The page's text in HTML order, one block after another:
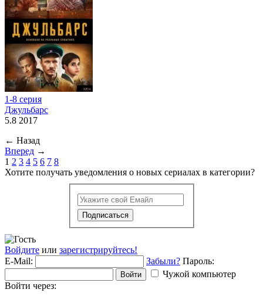
1-8 серия
Джульбарс
5.8 2017
← Назад
Вперед →
1 2 3 4 5 6 7 8
Хотите получать уведомления о новых сериалах в категории?
Подписаться
Войдите или зарегистрируйтесь!
E-Mail:
Забыли? Пароль:
Войти
Чужой компьютер
Войти через: